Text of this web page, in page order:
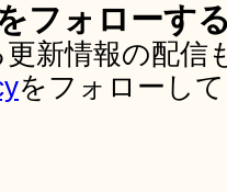
フォローす
更新情報の配
をフォローし